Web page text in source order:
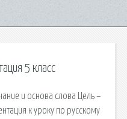
5 класс
и основа слова Цель –
к уроку по русскому